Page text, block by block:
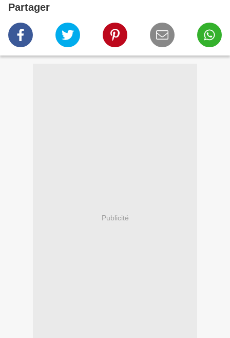
Partager
Publicité